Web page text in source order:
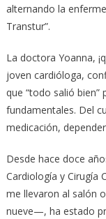
alternando la
Transtur”.
La doctora Yoanna,
joven cardióloga,
que “todo salió bien”
fundamentales. Del
medicación,
Desde hace doce
Cardiología y Cirugía
me llevaron al salón
nueve—, ha estado